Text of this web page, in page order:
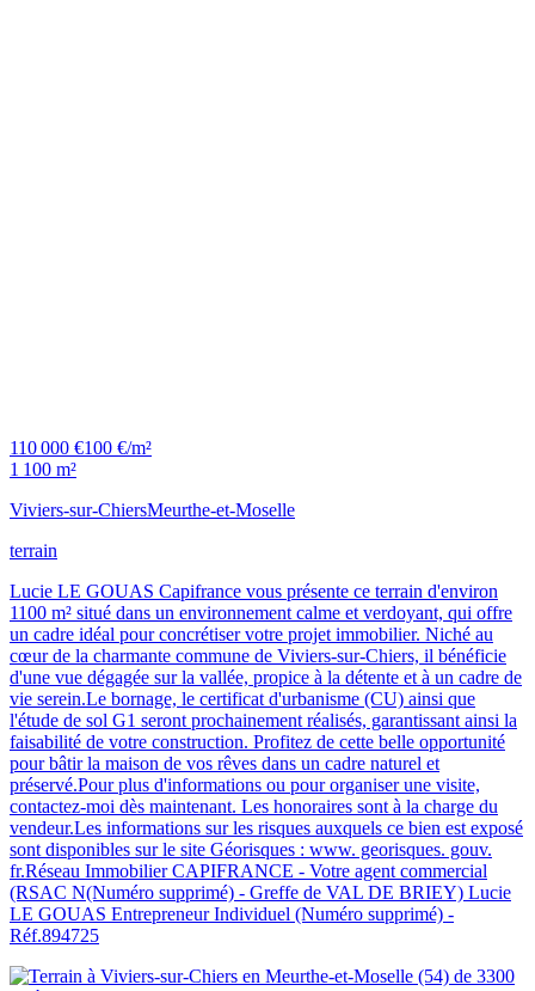
110 000 €100 €/m²
1 100 m²
Viviers-sur-ChiersMeurthe-et-Moselle
terrain
Lucie LE GOUAS Capifrance vous présente ce terrain d'environ
1100 m² situé dans un environnement calme et verdoyant, qui offre
un cadre idéal pour concrétiser votre projet immobilier. Niché au
cœur de la charmante commune de Viviers-sur-Chiers, il bénéficie
d'une vue dégagée sur la vallée, propice à la détente et à un cadre de
vie serein.Le bornage, le certificat d'urbanisme (CU) ainsi que
l'étude de sol G1 seront prochainement réalisés, garantissant ainsi la
faisabilité de votre construction. Profitez de cette belle opportunité
pour bâtir la maison de vos rêves dans un cadre naturel et
préservé.Pour plus d'informations ou pour organiser une visite,
contactez-moi dès maintenant. Les honoraires sont à la charge du
vendeur.Les informations sur les risques auxquels ce bien est exposé
sont disponibles sur le site Géorisques : www. georisques. gouv.
fr.Réseau Immobilier CAPIFRANCE - Votre agent commercial
(RSAC N(Numéro supprimé) - Greffe de VAL DE BRIEY) Lucie
LE GOUAS Entrepreneur Individuel (Numéro supprimé) -
Réf.894725